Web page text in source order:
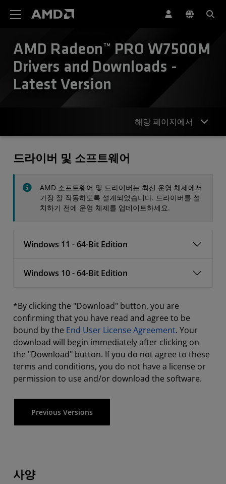
AMD Radeon™ PRO W7500M
Drivers and Downloads -
Latest Version
해당 페이지에서
연락처
드라이버 및 소프트웨어
AMD 소프트웨어 및 드라이버는 최신 운영 체제에서
가장 잘 작동하도록 설계되었습니다. 드라이버를 설
치하기 전에 운영 체제를 업데이트하세요.
Windows 11 - 64-Bit Edition
Windows 10 - 64-Bit Edition
*By clicking the "Download" button, you are
confirming that you have read and agree to be
bound by the End User License Agreement. Your
download will begin immediately after clicking on
the "Download" button. If you do not agree to these
terms and conditions, you do not have a license or
permission to use and/or download the software.
Previous Versions
사양